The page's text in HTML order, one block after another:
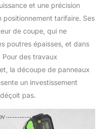
et une précision
positionnement tarifaire. Ses
de coupe, qui ne
poutres épaisses, et dans
Pour des travaux
la découpe de panneaux
un investissement
pas.